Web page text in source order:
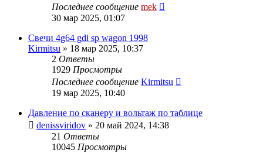
Последнее сообщение mek
30 мар 2025, 01:07
Свечи 4g64 gdi sp wagon 1998
Kirmitsu » 18 мар 2025, 10:37
2 Ответы
1929 Просмотры
Последнее сообщение Kirmitsu
19 мар 2025, 10:40
Давление по сканеру и вольтаж по таблице
denissviridov » 20 май 2024, 14:38
21 Ответы
10045 Просмотры